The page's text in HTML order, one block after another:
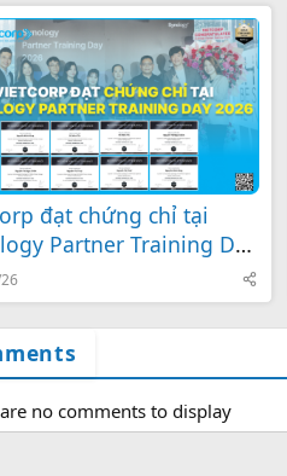
t
u
r
d
đạt chứng chỉ tại
Partner Training Day
no comments to display